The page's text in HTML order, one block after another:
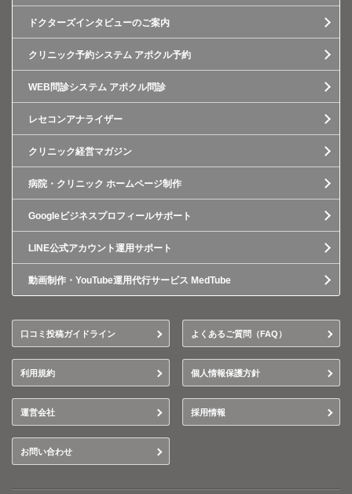
ドクターズインタビューのご案内
クリニック予約システム アポクル予約
WEB問診システム アポクル問診
レセコンアナライザー
クリニック経営マガジン
病院・クリニック ホームページ制作
Googleビジネスプロフィールサポート
LINE公式アカウント運用サポート
動画制作・YouTube運用代行サービス MedTube
口コミ投稿ガイドライン よくあるご質問（FAQ）
利用規約 個人情報保護方針
運営会社 採用情報
お問い合わせ